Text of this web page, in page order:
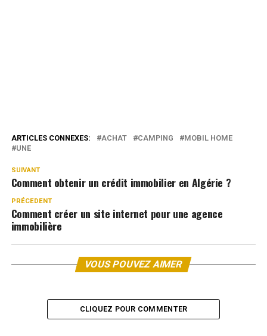
ARTICLES CONNEXES: ACHAT CAMPING
MOBIL HOME
UNE
SUIVANT
Comment obtenir un crédit immobilier en Algérie ?
PRÉCEDENT
Comment créer un site internet pour une agence
immobilière
VOUS POUVEZ AIMER
CLIQUEZ POUR COMMENTER